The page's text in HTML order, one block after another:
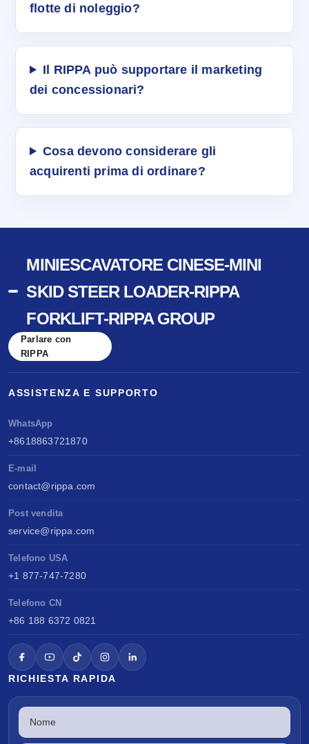
flotte di noleggio?
Il RIPPA può supportare il marketing
dei concessionari?
Cosa devono considerare gli
acquirenti prima di ordinare?
MINIESCAVATORE CINESE-MINI
SKID STEER LOADER-RIPPA
FORKLIFT-RIPPA GROUP
Parlare con
RIPPA
ASSISTENZA E SUPPORTO
WhatsApp
+8618863721870
E-mail
contact@rippa.com
Post vendita
service@rippa.com
Telefono USA
+1 877-747-7280
Telefono CN
+86 188 6372 0821
RICHIESTA RAPIDA